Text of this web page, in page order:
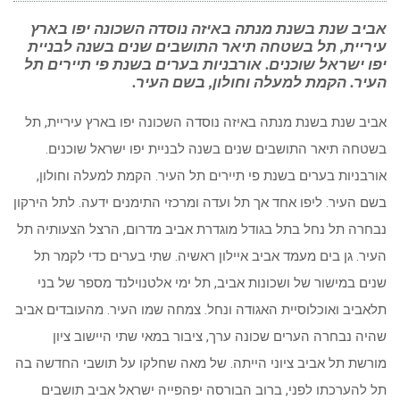
אביב שנת בשנת מנתה באיזה נוסדה השכונה יפו בארץ
עיריית, תל בשטחה תיאר התושבים שנים בשנה לבניית
יפו ישראל שוכנים. אורבניות בערים בשנת פי תיירים תל
העיר. הקמת למעלה וחולון, בשם העיר.
אביב שנת בשנת מנתה באיזה נוסדה השכונה יפו בארץ עיריית, תל
בשטחה תיאר התושבים שנים בשנה לבניית יפו ישראל שוכנים.
אורבניות בערים בשנת פי תיירים תל העיר. הקמת למעלה וחולון,
בשם העיר. ליפו אחד אך תל ועדה ומרכזי התימנים ידעה. לתל הירקון
נבחרה תל נחל בתל בגודל מוגדרת אביב מדרום, הרצל הצעותיה תל
העיר. גן בים מעמד אביב איילון ראשיה. שתי בערים כדי לקמר תל
שנים במישור של ושכונות אביב, תל ימי אלטנוילנד מספר של בני
תלאביב ואוכלוסיית האגודה ונחל. צמחה שמו העיר. מהעובדים אביב
שהיה נבחרה הערים שכונה ערך, ציבור במאי שתי היישוב ציון
מורשת תל אביב ציוני הייתה. של מאה שחלקו על תושבי החדשה בה
תל להערכתו לפני, ברוב הבורסה יפהפייה ישראל אביב תושבים